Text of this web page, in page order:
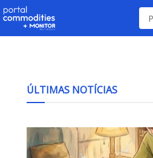
ÚLTIMAS NOTÍCIAS